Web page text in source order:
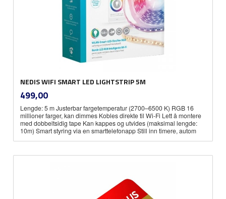
NEDIS WIFI SMART LED LIGHTSTRIP 5M
Pris
499,00mva.
Lengde: 5 m Justerbar fargetemperatur (2700–6500 K) RGB 16
millioner farger, kan dimmes Kobles direkte til Wi-Fi Lett å montere
med dobbeltsidig tape Kan kappes og utvides (maksimal lengde:
10m) Smart styring via en smarttelefonapp Still inn timere, autom